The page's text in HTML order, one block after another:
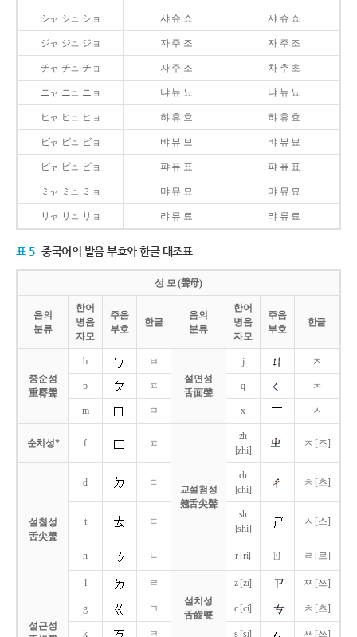
シャ シュ ショ 샤 슈 쇼 샤 슈 쇼
ジャ ジュ ジョ 자 주 조 자 주 조
チャ チュ チョ 자 주 조 차 추 초
ニャ ニュ ニョ 냐 뉴 뇨 냐 뉴 뇨
ヒャ ヒュ ヒョ 햐 휴 효 햐 휴 효
ビャ ビュ ビョ 뱌 뷰 뵤 뱌 뷰 뵤
ピャ ピュ ピョ 퍄 퓨 표 퍄 퓨 표
ミャ ミュ ミョ 먀 뮤 묘 먀 뮤 묘
リャ リュ リョ 랴 류 료 랴 류 료
표 5 중국어의 발음 부호와 한글 대조표
성 모 (聲母)
음의
분류
한어
병음
자모
주음
부호
한글
음의
분류
한어
병음
자모
주음
부호
한글
중순성
重脣聲
b
ㅂ
설면성
舌面聲
j ㅈ
p ㅍ q ㅊ
m ㅁ x ㅅ
순치성* f ㅍ
교설첨성
翹舌尖聲
zh
[zhi]
ㅈ [즈]
설첨성
舌尖聲
d ㄷ
ch
[chi]
ㅊ [츠]
t ㅌ
sh
[shi]
ㅅ [스]
n ㄴ r [ri] ㄖ ㄹ [르]
l
ㄹ
설치성
舌齒聲
z [zi] ㅉ [쯔]
설근성
g ㄱ c [ci] ㅊ [츠]
k ㅋ s [si] ㅆ [쓰]